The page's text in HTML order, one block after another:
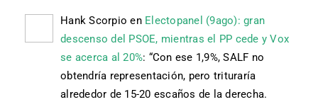
Hank Scorpio en Electopanel (9ago): gran
descenso del PSOE, mientras el PP cede y Vox
se acerca al 20%: “Con ese 1,9%, SALF no
obtendría representación, pero trituraría
alrededor de 15-20 escaños de la derecha.